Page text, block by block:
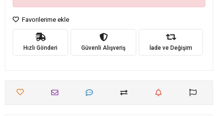
Favorilerime ekle
Hızlı Gönderi Güvenli Alışveriş İade ve Değişim